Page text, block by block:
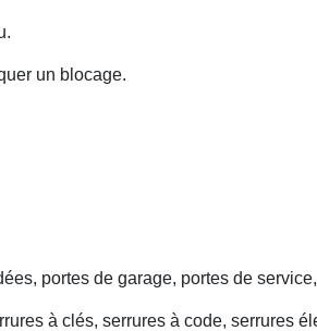
un blocage.
portes de garage, portes de
à clés, serrures à code, serrures